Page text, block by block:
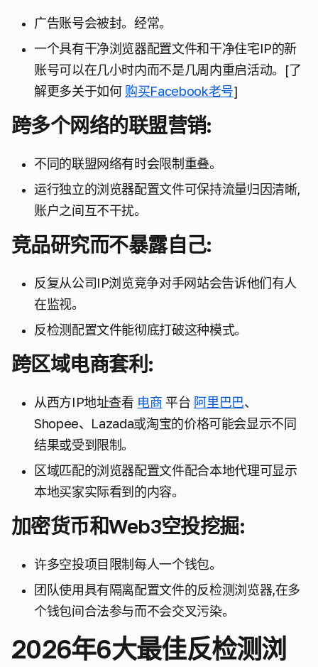
广告账号会被封。经常。
一个具有干净浏览器配置文件和干净住宅IP的新
账号可以在几小时内而不是几周内重启活动。[了
解更多关于如何 购买Facebook老号]
跨多个网络的联盟营销:
不同的联盟网络有时会限制重叠。
运行独立的浏览器配置文件可保持流量归因清晰,
账户之间互不干扰。
竞品研究而不暴露自己:
反复从公司IP浏览竞争对手网站会告诉他们有人
在监视。
反检测配置文件能彻底打破这种模式。
跨区域电商套利:
从西方IP地址查看 电商 平台 阿里巴巴、
Shopee、Lazada或淘宝的价格可能会显示不同
结果或受到限制。
区域匹配的浏览器配置文件配合本地代理可显示
本地买家实际看到的内容。
加密货币和Web3空投挖掘:
许多空投项目限制每人一个钱包。
团队使用具有隔离配置文件的反检测浏览器,在多
个钱包间合法参与而不会交叉污染。
2026年6大最佳反检测浏